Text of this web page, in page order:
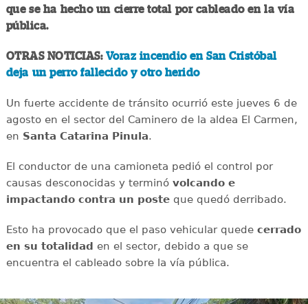
que se ha hecho un cierre total por cableado en la vía
pública.
OTRAS NOTICIAS: Voraz incendio en San Cristóbal
deja un perro fallecido y otro herido
Un fuerte accidente de tránsito ocurrió este jueves 6 de
agosto en el sector del Caminero de la aldea El Carmen,
en Santa Catarina Pinula.
El conductor de una camioneta pedió el control por
causas desconocidas y terminó volcando e
impactando contra un posteque quedó derribado.
Esto ha provocado que el paso vehicular quede cerrado
en su totalidad en el sector, debido a que se
encuentra el cableado sobre la vía pública.